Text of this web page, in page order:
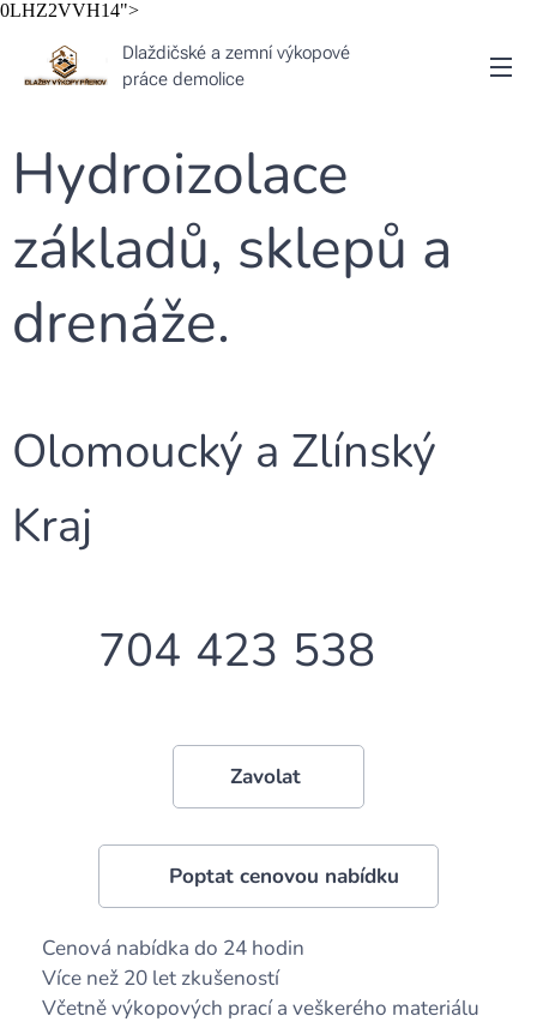
0LHZ2VVH14">
Dlaždičské a zemní výkopové
práce demolice
Hydroizolace
základů, sklepů a
drenáže.
Olomoucký a Zlínský
Kraj
704 423 538
Zavolat
👉 Poptat cenovou nabídku
✅ Cenová nabídka do 24 hodin
✅ Více než 20 let zkušeností
✅ Včetně výkopových prací a veškerého materiálu